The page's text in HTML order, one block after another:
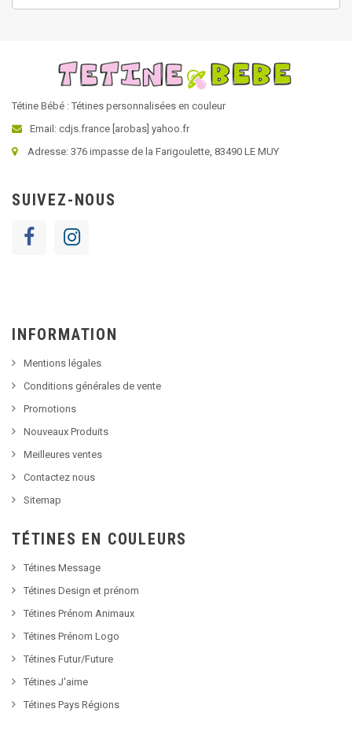
Tétine Bébé : Tétines personnalisées en couleur
Email: cdjs.france [arobas] yahoo.fr
Adresse: 376 impasse de la Farigoulette, 83490 LE MUY
SUIVEZ-NOUS
INFORMATION
Mentions légales
Conditions générales de vente
Promotions
Nouveaux Produits
Meilleures ventes
Contactez nous
Sitemap
TÉTINES EN COULEURS
Tétines Message
Tétines Design et prénom
Tétines Prénom Animaux
Tétines Prénom Logo
Tétines Futur/Future
Tétines J'aime
Tétines Pays Régions